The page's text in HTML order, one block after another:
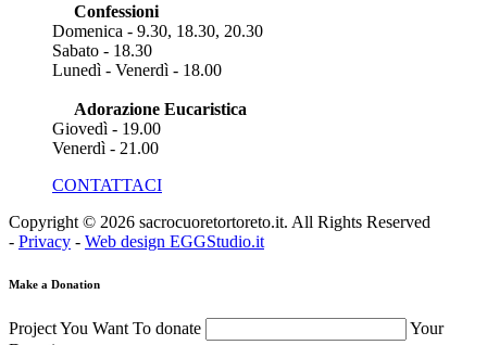
Confessioni
Domenica - 9.30, 18.30, 20.30
Sabato - 18.30
Lunedì - Venerdì - 18.00
Adorazione Eucaristica
Giovedì - 19.00
Venerdì - 21.00
CONTATTACI
Copyright © 2026 sacrocuoretortoreto.it. All Rights Reserved
- Privacy - Web design EGGStudio.it
Make a Donation
Project You Want To donate
Your